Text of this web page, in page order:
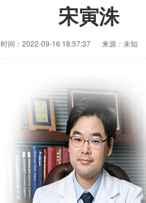
宋寅洙
时间：2022-09-16 18:57:37 来源：未知